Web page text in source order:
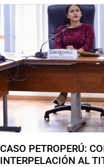
CASO PETROPERÚ:
INTERPELACIÓN AL